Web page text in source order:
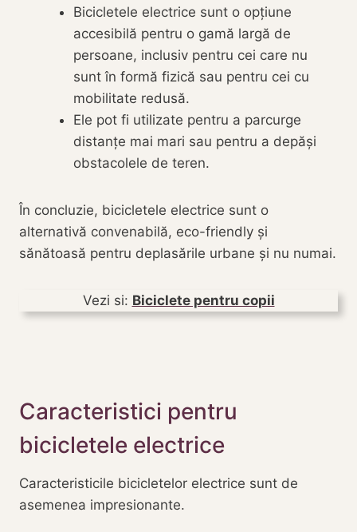
Bicicletele electrice sunt o opțiune
accesibilă pentru o gamă largă de
persoane, inclusiv pentru cei care nu
sunt în formă fizică sau pentru cei cu
mobilitate redusă.
Ele pot fi utilizate pentru a parcurge
distanțe mai mari sau pentru a depăși
obstacolele de teren.
În concluzie, bicicletele electrice sunt o
alternativă convenabilă, eco-friendly și
sănătoasă pentru deplasările urbane și nu numai.
Vezi si: Biciclete pentru copii
Caracteristici pentru
bicicletele electrice
Caracteristicile bicicletelor electrice sunt de
asemenea impresionante.